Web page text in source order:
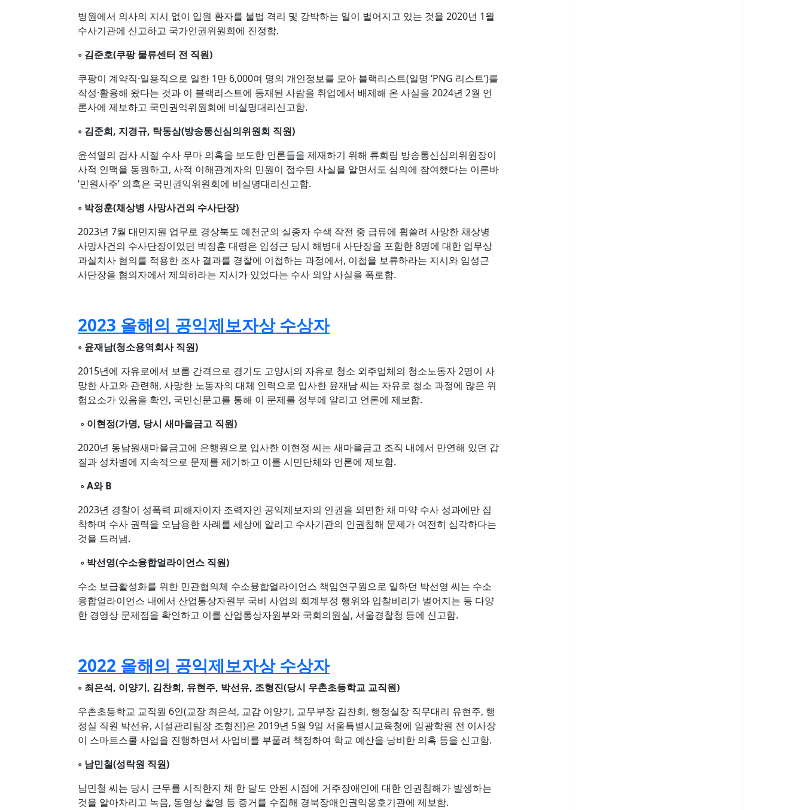
병원에서 의사의 지시 없이 입원 환자를 불법 격리 및 강박하는 일이 벌어지고 있는 것을 2020년 1월
수사기관에 신고하고 국가인권위원회에 진정함.
◦ 김준호(쿠팡 물류센터 전 직원)
쿠팡이 계약직·일용직으로 일한 1만 6,000여 명의 개인정보를 모아 블랙리스트(일명 ‘PNG 리스트’)를
작성·활용해 왔다는 것과 이 블랙리스트에 등재된 사람을 취업에서 배제해 온 사실을 2024년 2월 언
론사에 제보하고 국민권익위원회에 비실명대리신고함.
◦ 김준희, 지경규, 탁동삼(방송통신심의위원회 직원)
윤석열의 검사 시절 수사 무마 의혹을 보도한 언론들을 제재하기 위해 류희림 방송통신심의위원장이
사적 인맥을 동원하고, 사적 이해관계자의 민원이 접수된 사실을 알면서도 심의에 참여했다는 이른바
‘민원사주’ 의혹은 국민권익위원회에 비실명대리신고함.
◦ 박정훈(채상병 사망사건의 수사단장)
2023년 7월 대민지원 업무로 경상북도 예천군의 실종자 수색 작전 중 급류에 휩쓸려 사망한 채상병
사망사건의 수사단장이었던 박정훈 대령은 임성근 당시 해병대 사단장을 포함한 8명에 대한 업무상
과실치사 혐의를 적용한 조사 결과를 경찰에 이첩하는 과정에서, 이첩을 보류하라는 지시와 임성근
사단장을 혐의자에서 제외하라는 지시가 있었다는 수사 외압 사실을 폭로함.
2023 올해의 공익제보자상 수상자
◦ 윤재남(청소용역회사 직원)
2015년에 자유로에서 보름 간격으로 경기도 고양시의 자유로 청소 외주업체의 청소노동자 2명이 사
망한 사고와 관련해, 사망한 노동자의 대체 인력으로 입사한 윤재남 씨는 자유로 청소 과정에 많은 위
험요소가 있음을 확인, 국민신문고를 통해 이 문제를 정부에 알리고 언론에 제보함.
◦ 이현정(가명, 당시 새마을금고 직원)
2020년 동남원새마을금고에 은행원으로 입사한 이현정 씨는 새마을금고 조직 내에서 만연해 있던 갑
질과 성차별에 지속적으로 문제를 제기하고 이를 시민단체와 언론에 제보함.
◦ A와 B
2023년 경찰이 성폭력 피해자이자 조력자인 공익제보자의 인권을 외면한 채 마약 수사 성과에만 집
착하며 수사 권력을 오남용한 사례를 세상에 알리고 수사기관의 인권침해 문제가 여전히 심각하다는
것을 드러냄.
◦ 박선영(수소융합얼라이언스 직원)
수소 보급활성화를 위한 민관협의체 수소융합얼라이언스 책임연구원으로 일하던 박선영 씨는 수소
융합얼라이언스 내에서 산업통상자원부 국비 사업의 회계부정 행위와 입찰비리가 벌어지는 등 다양
한 경영상 문제점을 확인하고 이를 산업통상자원부와 국회의원실, 서울경찰청 등에 신고함.
2022 올해의 공익제보자상 수상자
◦ 최은석, 이양기, 김찬회, 유현주, 박선유, 조형진(당시 우촌초등학교 교직원)
우촌초등학교 교직원 6인(교장 최은석, 교감 이양기, 교무부장 김찬회, 행정실장 직무대리 유현주, 행
정실 직원 박선유, 시설관리팀장 조형진)은 2019년 5월 9일 서울특별시교육청에 일광학원 전 이사장
이 스마트스쿨 사업을 진행하면서 사업비를 부풀려 책정하여 학교 예산을 낭비한 의혹 등을 신고함.
◦ 남민철(성락원 직원)
남민철 씨는 당시 근무를 시작한지 채 한 달도 안된 시점에 거주장애인에 대한 인권침해가 발생하는
것을 알아차리고 녹음, 동영상 촬영 등 증거를 수집해 경북장애인권익옹호기관에 제보함.